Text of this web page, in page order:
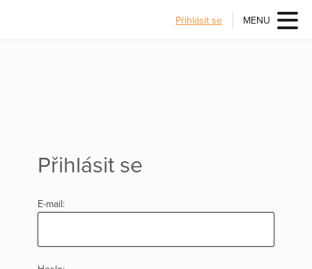
Přihlásit se MENU
Přihlásit se
E-mail: